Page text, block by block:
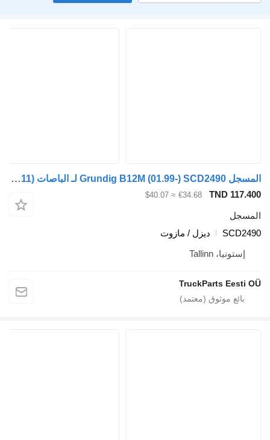
المسجل Grundig B12M (01.99-) SCD2490 لـ الباصات Volvo B6, B7, B9, B10, B12 bus (1978-2011)
TND 117.400
€34.68
≈ $40.07
المسجل
SCD2490
ديزل / مازوت
إستونيا، Tallinn
TruckParts Eesti OÜ